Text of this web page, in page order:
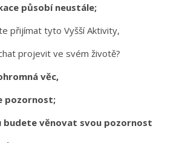
působí neustále;
přijímat tyto Vyšší Aktivity,
projevit ve svém životě?
věc,
pozornost;
budete věnovat svou pozornost